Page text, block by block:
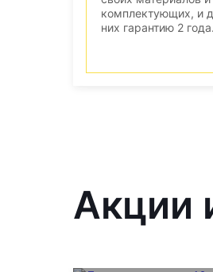
комплектующих, и
них гарантию 2 года.
Акции